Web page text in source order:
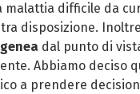
malattia difficile da
disposizione.
dal punto di
Abbiamo deciso
a prendere